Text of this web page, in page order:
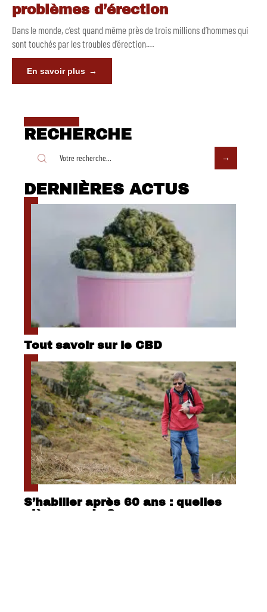
problèmes d’érection
Dans le monde, c’est quand même près de trois millions d’hommes qui
sont touchés par les troubles d’érection.…
En savoir plus
RECHERCHE
DERNIÈRES ACTUS
Tout savoir sur le CBD
S’habiller après 60 ans : quelles
pièces mode ?